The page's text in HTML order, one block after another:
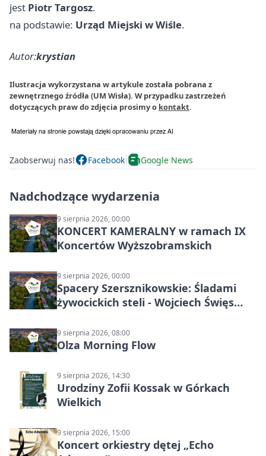
jest Piotr Targosz.
na podstawie: Urząd Miejski w Wiśle.
Autor:krystian
Ilustracja wykorzystana w artykule została pobrana z
zewnętrznego źródła (UM Wisła). W przypadku zastrzeżeń
dotyczących praw do zdjęcia prosimy o kontakt.
Zaobserwuj nas! Facebook Google News
Nadchodzące wydarzenia
9 sierpnia 2026, 00:00
KONCERT KAMERALNY w ramach IX
Koncertów Wyższobramskich
9 sierpnia 2026, 00:00
Spacery Szersznikowskie: Śladami
żywocickich steli - Wojciech Święs
9 sierpnia 2026, 08:00
Olza Morning Flow
9 sierpnia 2026, 14:30
Urodziny Zofii Kossak w Górkach
Wielkich
9 sierpnia 2026, 15:00
Koncert orkiestry dętej „Echo